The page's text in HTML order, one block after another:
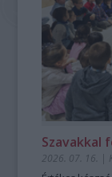
Szavakkal
2026. 07. 16. |